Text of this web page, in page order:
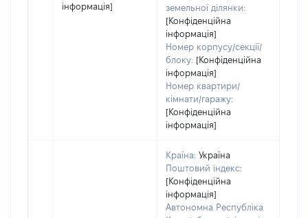
інформація]
земельної ділянки:
[Конфіденційна
інформація]
Номер корпусу/секції/
блоку: [Конфіденційна
інформація]
Номер квартири/
кімнати/гаражу:
[Конфіденційна
інформація]
Країна: Україна
Поштовий індекс:
[Конфіденційна
інформація]
Автономна Республіка